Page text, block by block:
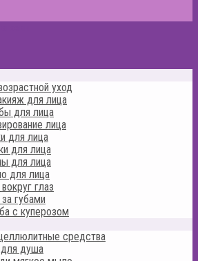
уход
для лица
для лица
лица
для лица
для лица
для лица
для лица
глаз
губами
с куперозом
средства
душа